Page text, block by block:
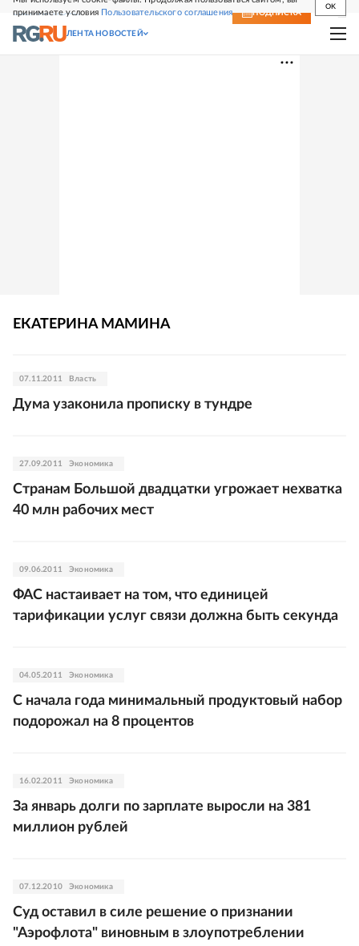
принимаете условия Пользовательского соглашения
OK
СВЕЖИЙ НОМЕР ПОДПИСКА
ЛЕНТА НОВОСТЕЙ
ЕКАТЕРИНА МАМИНА
07.11.2011 Власть
Дума узаконила прописку в тундре
27.09.2011 Экономика
Странам Большой двадцатки угрожает нехватка
40 млн рабочих мест
09.06.2011 Экономика
ФАС настаивает на том, что единицей
тарификации услуг связи должна быть секунда
04.05.2011 Экономика
С начала года минимальный продуктовый набор
подорожал на 8 процентов
16.02.2011 Экономика
За январь долги по зарплате выросли на 381
миллион рублей
07.12.2010 Экономика
Суд оставил в силе решение о признании
"Аэрофлота" виновным в злоупотреблении